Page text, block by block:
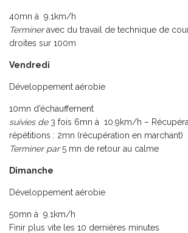
40mn à 9.1km/h
Termineravec du travail de technique de
droites sur 100m
Vendredi
Développement aérobie
10mn d’échauffement
suivies de3 fois 6mn à 10.9km/h –
répétitions : 2mn (récupération en marchant)
Terminer par5 mn de retour au calme
Dimanche
Développement aérobie
50mn à 9.1km/h
Finir plus vite les 10 dernières minutes